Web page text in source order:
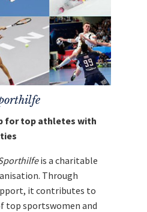
for top athletes with
is a charitable
Through
it contributes to
top sportswomen and